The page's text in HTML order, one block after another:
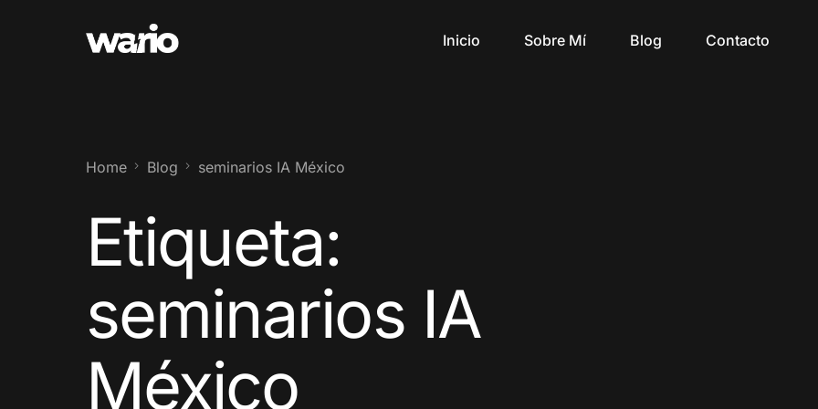
Inicio Sobre Mí Blog Contacto
Home Blog seminarios IA México
Etiqueta:
seminarios IA
México